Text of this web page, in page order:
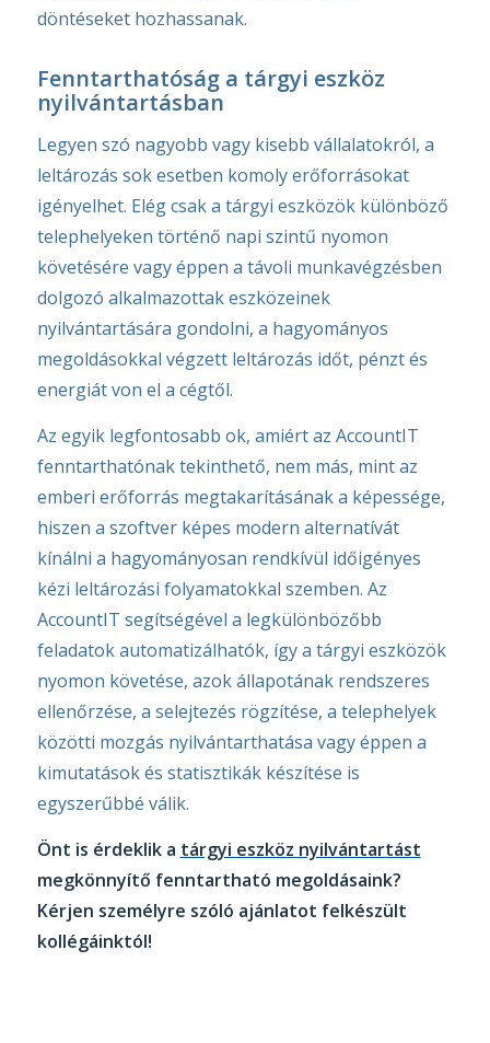
döntéseket hozhassanak.
Fenntarthatóság a tárgyi eszköz
nyilvántartásban
Legyen szó nagyobb vagy kisebb vállalatokról, a
leltározás sok esetben komoly erőforrásokat
igényelhet. Elég csak a tárgyi eszközök különböző
telephelyeken történő napi szintű nyomon
követésére vagy éppen a távoli munkavégzésben
dolgozó alkalmazottak eszközeinek
nyilvántartására gondolni, a hagyományos
megoldásokkal végzett leltározás időt, pénzt és
energiát von el a cégtől.
Az egyik legfontosabb ok, amiért az AccountIT
fenntarthatónak tekinthető, nem más, mint az
emberi erőforrás megtakarításának a képessége,
hiszen a szoftver képes modern alternatívát
kínálni a hagyományosan rendkívül időigényes
kézi leltározási folyamatokkal szemben. Az
AccountIT segítségével a legkülönbözőbb
feladatok automatizálhatók, így a tárgyi eszközök
nyomon követése, azok állapotának rendszeres
ellenőrzése, a selejtezés rögzítése, a telephelyek
közötti mozgás nyilvántarthatása vagy éppen a
kimutatások és statisztikák készítése is
egyszerűbbé válik.
Önt is érdeklik a tárgyi eszköz nyilvántartást
megkönnyítő fenntartható megoldásaink?
Kérjen személyre szóló ajánlatot felkészült
kollégáinktól!